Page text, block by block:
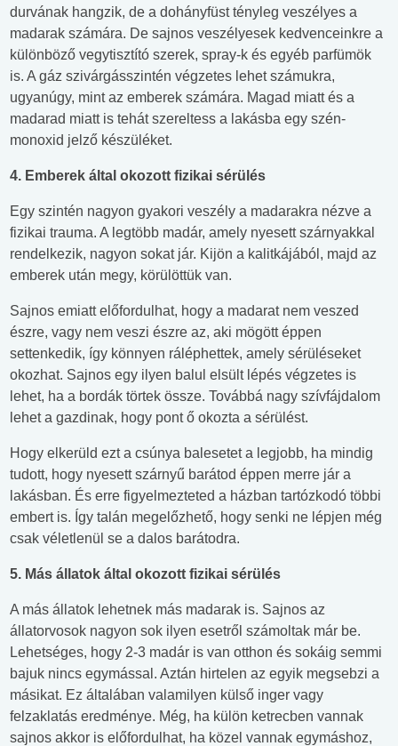
durvának hangzik, de a dohányfüst tényleg veszélyes a
madarak számára. De sajnos veszélyesek kedvenceinkre a
különböző vegytisztító szerek, spray-k és egyéb parfümök
is. A gáz szivárgásszintén végzetes lehet számukra,
ugyanúgy, mint az emberek számára. Magad miatt és a
madarad miatt is tehát szereltess a lakásba egy szén-
monoxid jelző készüléket.
4. Emberek által okozott fizikai sérülés
Egy szintén nagyon gyakori veszély a madarakra nézve a
fizikai trauma. A legtöbb madár, amely nyesett szárnyakkal
rendelkezik, nagyon sokat jár. Kijön a kalitkájából, majd az
emberek után megy, körülöttük van.
Sajnos emiatt előfordulhat, hogy a madarat nem veszed
észre, vagy nem veszi észre az, aki mögött éppen
settenkedik, így könnyen ráléphettek, amely sérüléseket
okozhat. Sajnos egy ilyen balul elsült lépés végzetes is
lehet, ha a bordák törtek össze. Továbbá nagy szívfájdalom
lehet a gazdinak, hogy pont ő okozta a sérülést.
Hogy elkerüld ezt a csúnya balesetet a legjobb, ha mindig
tudott, hogy nyesett szárnyű barátod éppen merre jár a
lakásban. És erre figyelmezteted a házban tartózkodó többi
embert is. Így talán megelőzhető, hogy senki ne lépjen még
csak véletlenül se a dalos barátodra.
5. Más állatok által okozott fizikai sérülés
A más állatok lehetnek más madarak is. Sajnos az
állatorvosok nagyon sok ilyen esetről számoltak már be.
Lehetséges, hogy 2-3 madár is van otthon és sokáig semmi
bajuk nincs egymással. Aztán hirtelen az egyik megsebzi a
másikat. Ez általában valamilyen külső inger vagy
felzaklatás eredménye. Még, ha külön ketrecben vannak
sajnos akkor is előfordulhat, ha közel vannak egymáshoz,